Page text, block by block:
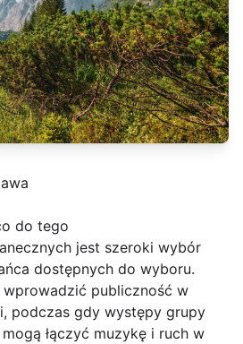
do tego
jest szeroki wybór
dostępnych do wyboru.
wprowadzić publiczność w
podczas gdy występy grupy
łączyć muzykę i ruch w